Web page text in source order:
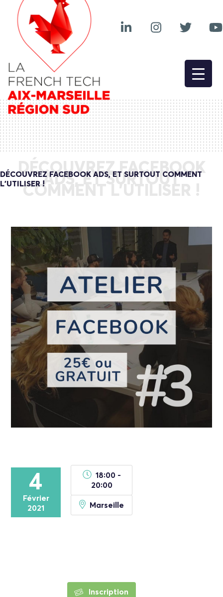
DÉCOUVREZ FACEBOOK
ADS, ET SURTOUT
COMMENT L’UTILISER !
DÉCOUVREZ FACEBOOK ADS, ET SURTOUT COMMENT
L’UTILISER !
4
Février
2021
18:00 -
20:00
Marseille
Inscription